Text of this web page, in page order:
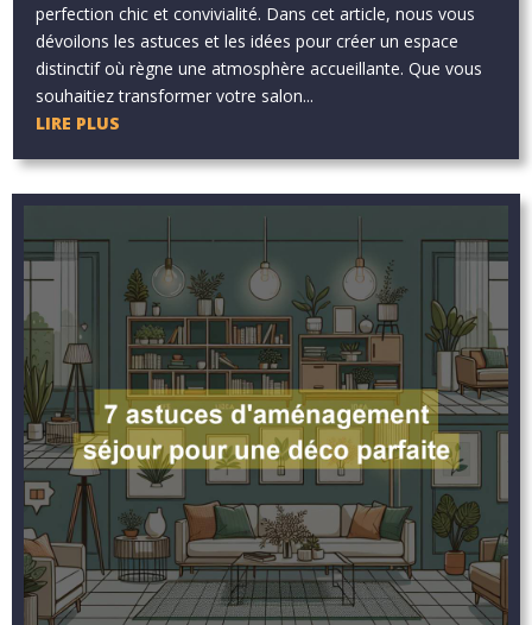
perfection chic et convivialité. Dans cet article, nous vous
dévoilons les astuces et les idées pour créer un espace
distinctif où règne une atmosphère accueillante. Que vous
souhaitiez transformer votre salon...
LIRE PLUS